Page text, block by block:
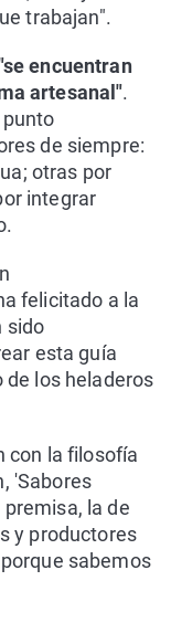
trabajan".
encuentran
artesanal".
de siempre:
otras por
integrar
felicitado a la
sido
esta guía
de los heladeros
con la filosofía
'Sabores
la de
y productores
sabemos